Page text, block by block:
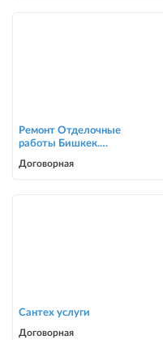
Ремонт Отделочные
работы Бишкек.
0705446944
Договорная
Сантех услуги
Договорная